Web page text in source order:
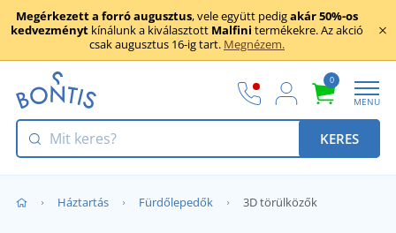
Megérkezett a forró augusztus, vele együtt pedigakár 50%-os
kedvezményt kínálunk a kiválasztott Malfini termékekre. Az akció
csak augusztus 16-ig tart. Megnézem.
0
MENU
KERES
Háztartás Fürdőlepedők 3D törülközők